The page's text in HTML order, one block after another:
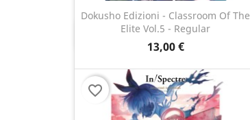
Dokusho Edizioni - Classroom Of The
Elite Vol.5 - Regular
13,00 €
Anteprima
favorite_border